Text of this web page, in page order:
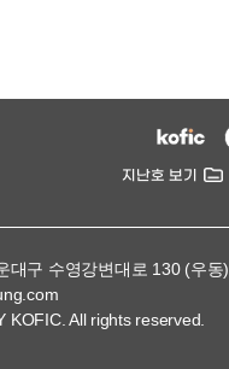
지난호 보기
대구 수영강변대로 130 (우동)
All rights reserved.